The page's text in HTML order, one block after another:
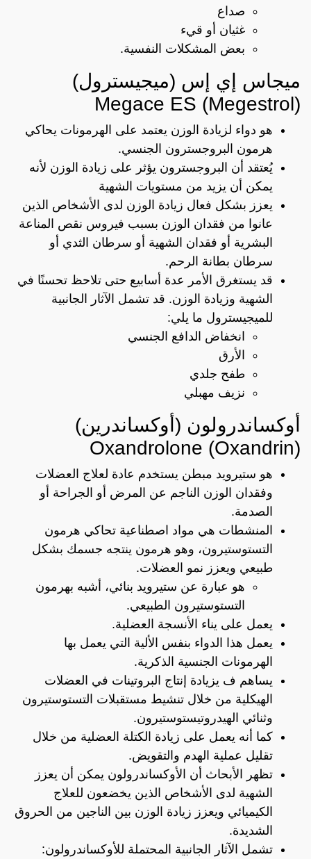
صداع
غثيان أو قيء
بعض المشكلات النفسية.
ميجاس إي إس (ميجيسترول)
Megace ES (Megestrol)
هو دواء لزيادة الوزن يعتمد على الهرمونات يحاكي
هرمون البروجسترون الجنسي.
يُعتقد أن البروجسترون يؤثر على زيادة الوزن لأنه
يمكن أن يزيد من مستويات الشهية
يعزز بشكل فعال زيادة الوزن لدى الأشخاص الذين
عانوا من فقدان الوزن بسبب فيروس نقص المناعة
البشرية أو فقدان الشهية أو سرطان الثدي أو
سرطان بطانة الرحم.
قد يستغرق الأمر عدة أسابيع حتى تلاحظ تحسنًا في
الشهية وزيادة الوزن. قد تشمل الآثار الجانبية
للميجيسترول ما يلي:
انخفاض الدافع الجنسي
الأرق
طفح جلدي
نزيف مهبلي
أوكساندرولون (أوكساندرين)
Oxandrolone (Oxandrin)
هو ستيرويد مبطن يستخدم عادة لعلاج العضلات
وفقدان الوزن الناجم عن المرض أو الجراحة أو
الصدمة.
المنشطات هي مواد اصطناعية تحاكي هرمون
التستوستيرون، وهو هرمون ينتجه جسمك بشكل
طبيعي ويعزز نمو العضلات.
هو عبارة عن ستيرويد بنائي، أشبه بهرمون
التستوستيرون الطبيعي.
يعمل على يناء الأنسجة العضلية.
يعمل هذا الدواء بنفس الألية التي يعمل بها
الهرمونات الجنسية الذكرية.
يساهم ف يزيادة إنتاج البروتينات في العضلات
الهيكلية من خلال تنشيط مستقبلات التستوستيرون
وثنائي الهيدروتيستوستيرون.
كما أنه يعمل على زيادة الكتلة العضلية من خلال
تقليل عملية الهدم والتقويض.
تظهر الأبحاث أن الأوكساندرولون يمكن أن يعزز
الشهية لدى الأشخاص الذين يخضعون للعلاج
الكيميائي ويعزز زيادة الوزن بين الناجين من الحروق
الشديدة.
تشمل الآثار الجانبية المحتملة للأوكساندرولون: